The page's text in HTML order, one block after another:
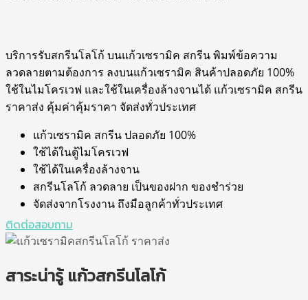
บริการรับสกรีนโลโก้ บนแก้วเซรามิค สกรีน พิมพ์ข้อความ
ลวดลายตามต้องการ ลงบนแก้วเซรามิค สินค้าปลอดภัย 100%
ใช้ในไมโครเวฟ และใช้ในเครื่องล้างจานได้ แก้วเซรามิค สกรีน
ราคาส่ง คุ้มค่าคุ้มราคา จัดส่งทั่วประเทศ
แก้วเซรามิค สกรีน ปลอดภัย 100%
ใช้ได้ในตู้ไมโครเวฟ
ใช้ได้ในเครื่องล้างจาน
สกรีนโลโก้ ลวดลาย เป็นของฝาก ของชำร่วย
จัดส่งจากโรงงาน ถึงมือลูกค้าทั่วประเทศ
ติดต่อสอบถาม
สาระน่ารู้ แก้วสกรีนโลโก้